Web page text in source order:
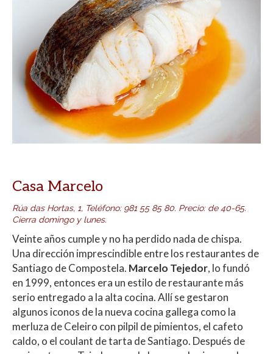
Casa Marcelo
Rúa das Hortas, 1, Teléfono: 981 55 85 80. Precio: de 40-65.
Cierra domingo y lunes.
Veinte años cumple y no ha perdido nada de chispa.
Una dirección imprescindible entre los restaurantes de
Santiago de Compostela. Marcelo Tejedor, lo fundó
en 1999, entonces era un estilo de restaurante más
serio entregado a la alta cocina. Allí se gestaron
algunos iconos de la nueva cocina gallega como la
merluza de Celeiro con pilpil de pimientos, el cafeto
caldo, o el coulant de tarta de Santiago. Después de